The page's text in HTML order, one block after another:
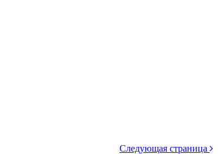
Следующая страница